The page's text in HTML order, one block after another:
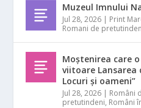
Muzeul Imnului
Jul 28, 2026 | Print
Romani de
Moștenirea care
viitoare Lansarea
Locuri și oameni”
Jul 28, 2026 | Români
pretutindeni, Români